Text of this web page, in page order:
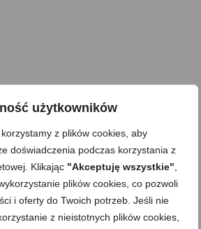
użytkowników
z plików cookies, aby
doświadczenia podczas korzystania z
Klikając "Akceptuję wszystkie"
plików cookies, co pozwoli
i oferty do Twoich potrzeb. Jeśli nie
z nieistotnych plików cookies,